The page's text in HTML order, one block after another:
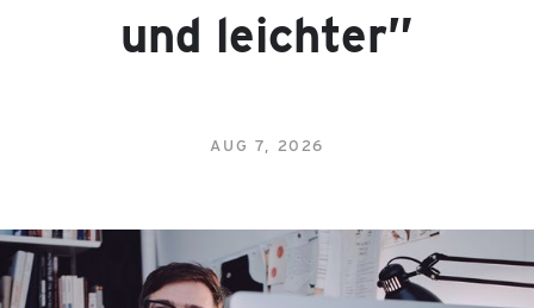
und leichter”
AUG 7, 2026